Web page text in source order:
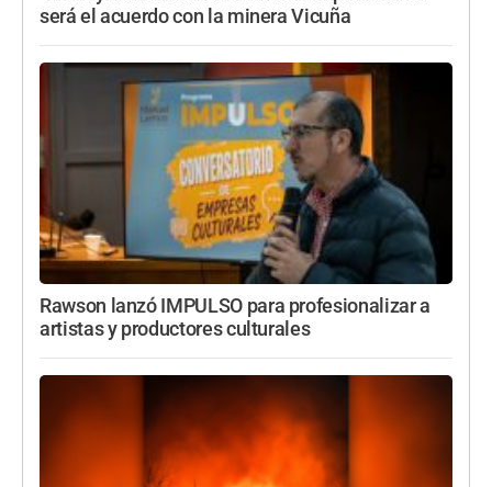
será el acuerdo con la minera Vicuña
Rawson lanzó IMPULSO para profesionalizar a
artistas y productores culturales